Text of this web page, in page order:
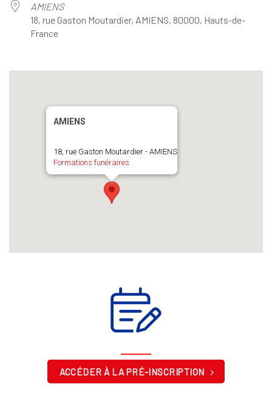
AMIENS
18, rue Gaston Moutardier, AMIENS, 80000, Hauts-de-
France
AMIENS
18, rue Gaston Moutardier - AMIENS
Formations funéraires
ACCÉDER À LA PRÉ-INSCRIPTION